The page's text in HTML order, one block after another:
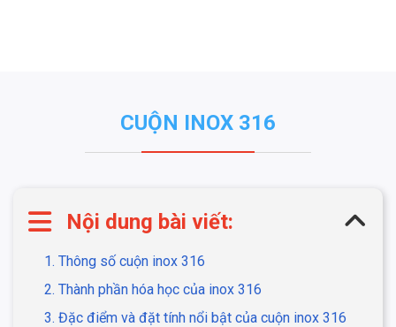
CUỘN INOX 316
Nội dung bài viết:
1. Thông số cuộn inox 316
2. Thành phần hóa học của inox 316
3. Đặc điểm và đặt tính nổi bật của cuộn inox 316